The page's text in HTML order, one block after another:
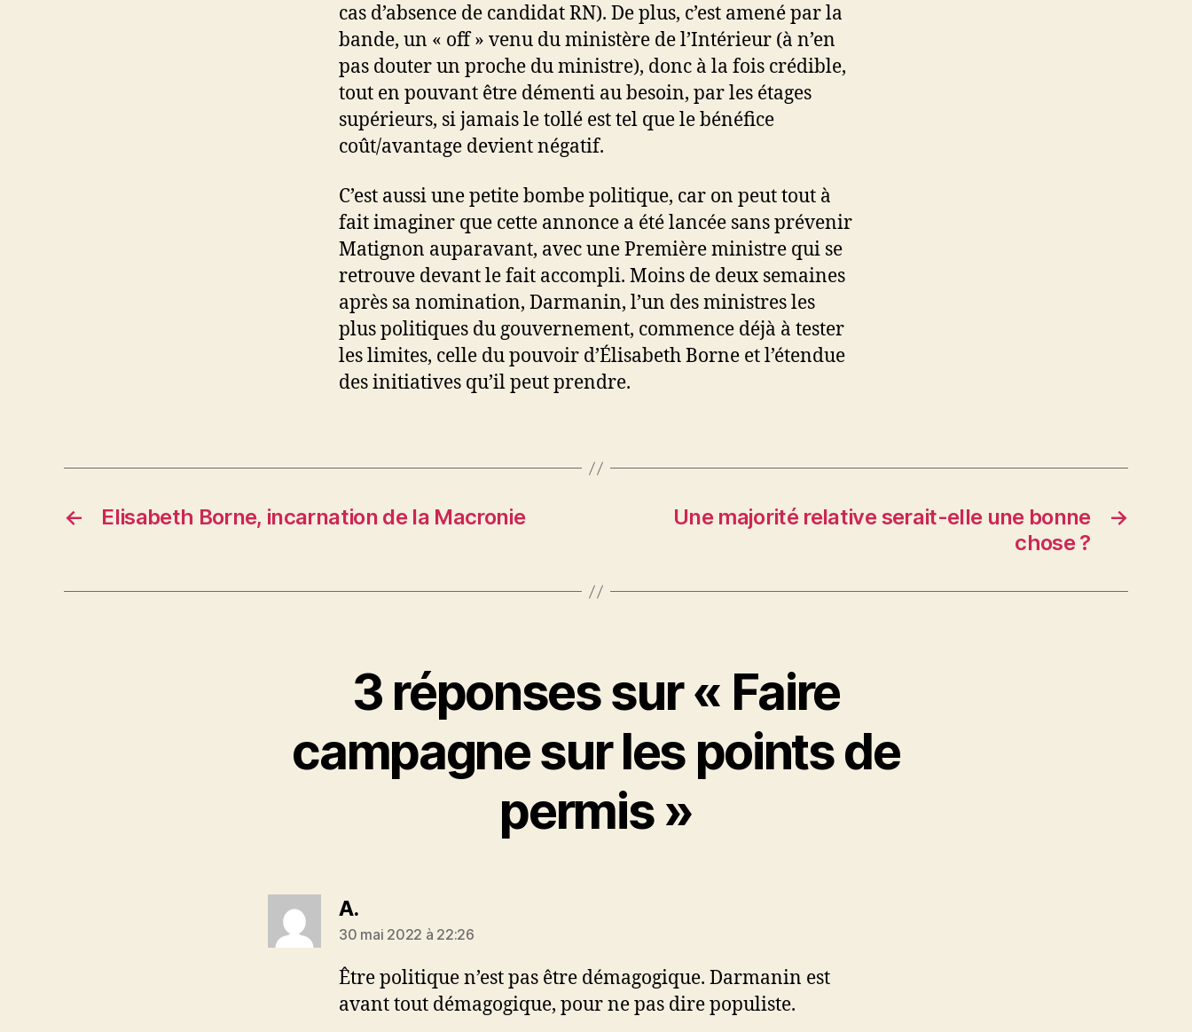
cas d’absence de candidat RN). De plus, c’est amené par la
bande, un « off » venu du ministère de l’Intérieur (à n’en
pas douter un proche du ministre), donc à la fois crédible,
tout en pouvant être démenti au besoin, par les étages
supérieurs, si jamais le tollé est tel que le bénéfice
coût/avantage devient négatif.
C’est aussi une petite bombe politique, car on peut tout à
fait imaginer que cette annonce a été lancée sans prévenir
Matignon auparavant, avec une Première ministre qui se
retrouve devant le fait accompli. Moins de deux semaines
après sa nomination, Darmanin, l’un des ministres les
plus politiques du gouvernement, commence déjà à tester
les limites, celle du pouvoir d’Élisabeth Borne et l’étendue
des initiatives qu’il peut prendre.
← Elisabeth Borne, incarnation de la Macronie →
Une majorité relative serait-elle une bonne
chose ?
3 réponses sur « Faire
campagne sur les points de
permis »
A.dit :
30 mai 2022 à 22:26
Être politique n’est pas être démagogique. Darmanin est
avant tout démagogique, pour ne pas dire populiste.